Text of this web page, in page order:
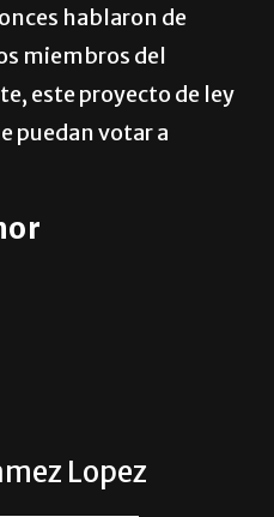
hablaron de
miembros del
este proyecto de ley
puedan votar a
Lopez